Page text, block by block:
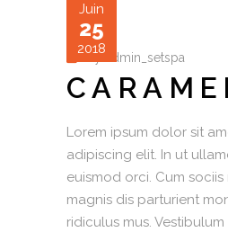
Juin
25
2018
by admin_setspa
Lorem ipsum dolor sit
adipiscing elit. In ut
euismod orci. Cum
magnis dis parturient
ridiculus mus.